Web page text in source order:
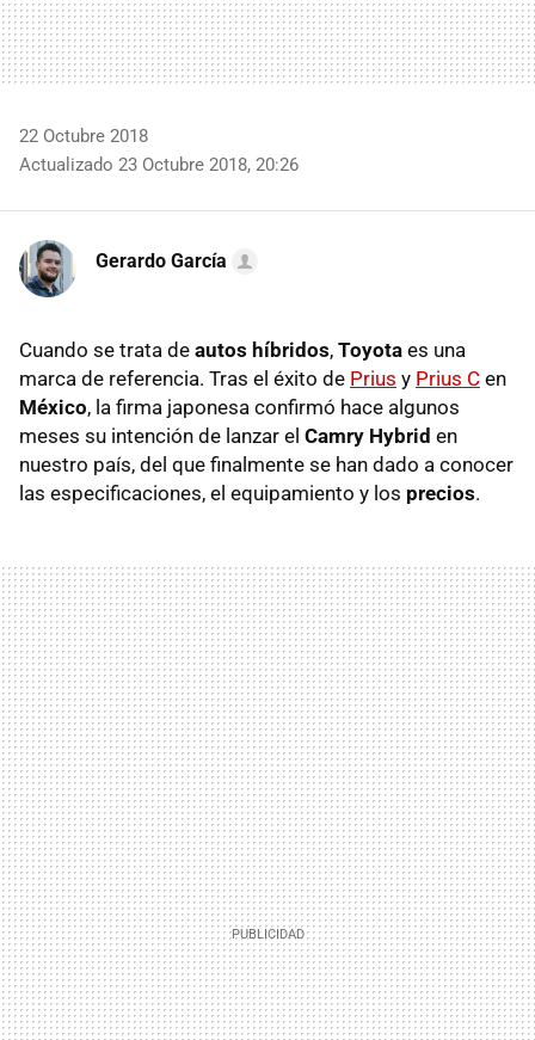
22 Octubre 2018
Actualizado 23 Octubre 2018, 20:26
Gerardo García
Cuando se trata de autos híbridos, Toyota es una
marca de referencia. Tras el éxito de Prius y Prius C en
México, la firma japonesa confirmó hace algunos
meses su intención de lanzar el Camry Hybrid en
nuestro país, del que finalmente se han dado a conocer
las especificaciones, el equipamiento y los precios.